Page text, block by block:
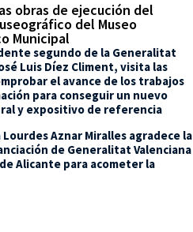
obras de ejecución del
del Museo
Municipal
segundo de la Generalitat
Luis Díez Climent, visita las
el avance de los trabajos
para conseguir un nuevo
y expositivo de referencia
Lourdes Aznar Miralles agradece la
de Generalitat Valenciana
Alicante para acometer la